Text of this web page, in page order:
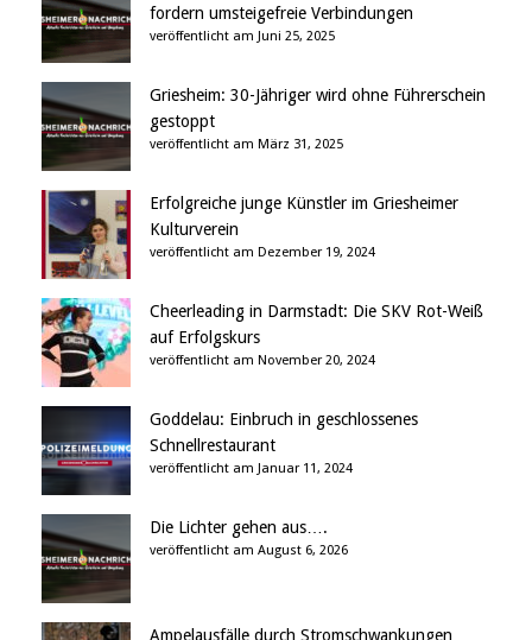
fordern umsteigefreie Verbindungen
veröffentlicht am Juni 25, 2025
Griesheim: 30-Jähriger wird ohne Führerschein
gestoppt
veröffentlicht am März 31, 2025
Erfolgreiche junge Künstler im Griesheimer
Kulturverein
veröffentlicht am Dezember 19, 2024
Cheerleading in Darmstadt: Die SKV Rot-Weiß
auf Erfolgskurs
veröffentlicht am November 20, 2024
Goddelau: Einbruch in geschlossenes
Schnellrestaurant
veröffentlicht am Januar 11, 2024
Die Lichter gehen aus….
veröffentlicht am August 6, 2026
Ampelausfälle durch Stromschwankungen